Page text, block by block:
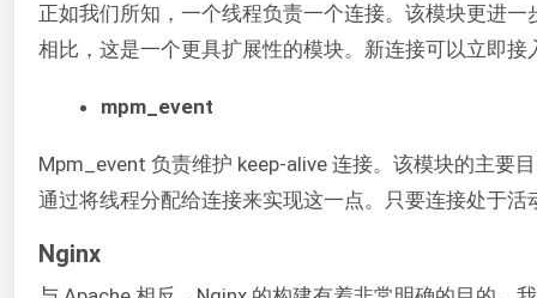
正如我们所知，一个线程负责一个连接。该模块更进
相比，这是一个更具扩展性的模块。新连接可以立即接
mpm_event
Mpm_event 负责维护 keep-alive 连接。该模块的主要
通过将线程分配给连接来实现这一点。只要连接处于
Nginx